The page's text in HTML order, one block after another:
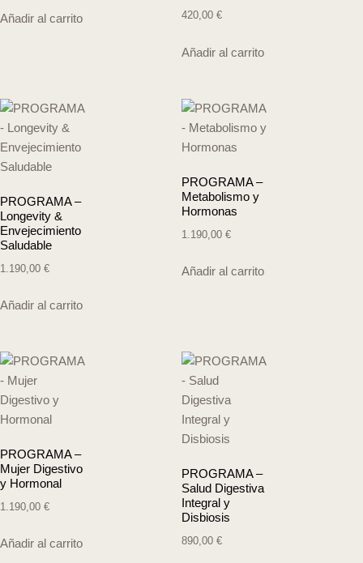
Añadir al carrito 420,00 €
Añadir al carrito
PROGRAMA –
Longevity &
Envejecimiento
Saludable
1.190,00 €
Añadir al carrito
PROGRAMA –
Metabolismo y
Hormonas
1.190,00 €
Añadir al carrito
PROGRAMA –
Mujer Digestivo
y Hormonal
1.190,00 €
Añadir al carrito
PROGRAMA –
Salud Digestiva
Integral y
Disbiosis
890,00 €